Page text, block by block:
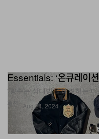
패션
Essentials: ‘온큐레이
“향수는 상대방을 배려하는
Aug 24, 2024